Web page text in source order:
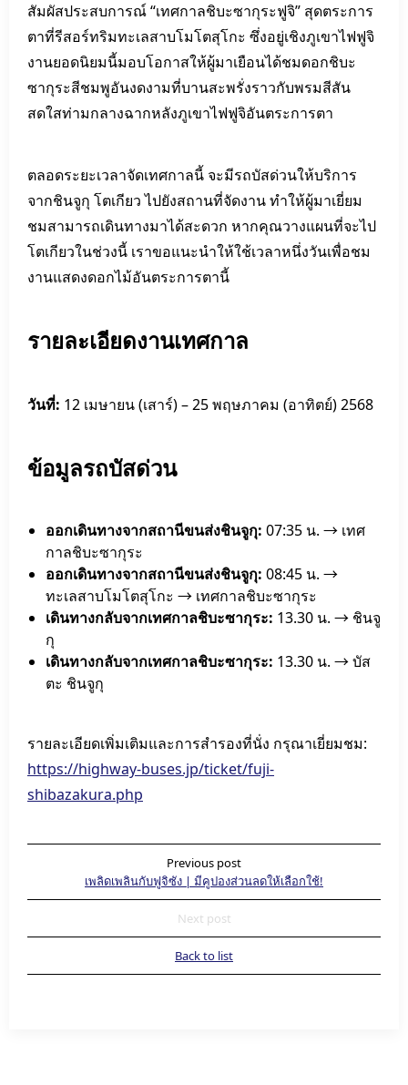
สัมผัสประสบการณ์ “เทศกาลชิบะซากุระฟูจิ” สุดตระการ
ตาที่รีสอร์ทริมทะเลสาบโมโตสุโกะ ซึ่งอยู่เชิงภูเขาไฟฟูจิ
งานยอดนิยมนี้มอบโอกาสให้ผู้มาเยือนได้ชมดอกชิบะ
ซากุระสีชมพูอันงดงามที่บานสะพรั่งราวกับพรมสีสัน
สดใสท่ามกลางฉากหลังภูเขาไฟฟูจิอันตระการตา
ตลอดระยะเวลาจัดเทศกาลนี้ จะมีรถบัสด่วนให้บริการ
จากชินจูกุ โตเกียว ไปยังสถานที่จัดงาน ทำให้ผู้มาเยี่ยม
ชมสามารถเดินทางมาได้สะดวก หากคุณวางแผนที่จะไป
โตเกียวในช่วงนี้ เราขอแนะนำให้ใช้เวลาหนึ่งวันเพื่อชม
งานแสดงดอกไม้อันตระการตานี้
รายละเอียดงานเทศกาล
วันที่: 12 เมษายน (เสาร์) – 25 พฤษภาคม (อาทิตย์) 2568
ข้อมูลรถบัสด่วน
ออกเดินทางจากสถานีขนส่งชินจูกุ: 07:35 น. → เทศ
กาลชิบะซากุระ
ออกเดินทางจากสถานีขนส่งชินจูกุ: 08:45 น. →
ทะเลสาบโมโตสุโกะ → เทศกาลชิบะซากุระ
เดินทางกลับจากเทศกาลชิบะซากุระ: 13.30 น. → ชินจู
กุ
เดินทางกลับจากเทศกาลชิบะซากุระ: 13.30 น. → บัส
ตะ ชินจูกุ
รายละเอียดเพิ่มเติมและการสำรองที่นั่ง กรุณาเยี่ยมชม:
https://highway-buses.jp/ticket/fuji-
shibazakura.php
Previous post
เพลิดเพลินกับฟูจิซัง | มีคูปองส่วนลดให้เลือกใช้!
Back to list
Next post